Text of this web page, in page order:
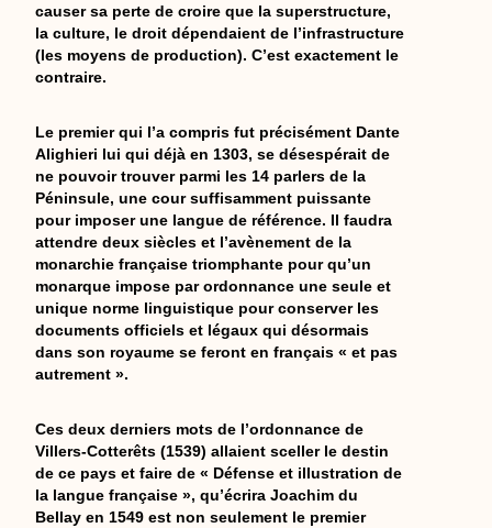
causer sa perte de croire que la superstructure,
la culture, le droit dépendaient de l’infrastructure
(les moyens de production). C’est exactement le
contraire.
Le premier qui l’a compris fut précisément Dante
Alighieri lui qui déjà en 1303, se désespérait de
ne pouvoir trouver parmi les 14 parlers de la
Péninsule, une cour suffisamment puissante
pour imposer une langue de référence. Il faudra
attendre deux siècles et l’avènement de la
monarchie française triomphante pour qu’un
monarque impose par ordonnance une seule et
unique norme linguistique pour conserver les
documents officiels et légaux qui désormais
dans son royaume se feront en français « et pas
autrement ».
Ces deux derniers mots de l’ordonnance de
Villers-Cotterêts (1539) allaient sceller le destin
de ce pays et faire de « Défense et illustration de
la langue française », qu’écrira Joachim du
Bellay en 1549 est non seulement le premier